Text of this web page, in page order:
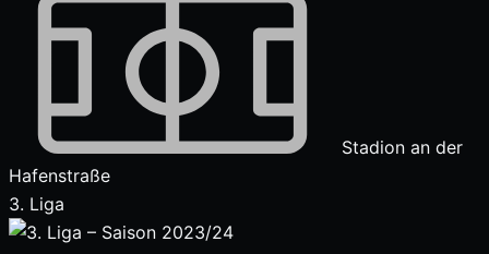
Stadion an der
Hafenstraße
3. Liga